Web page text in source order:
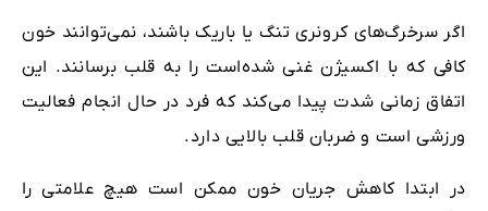
اگر سرخرگ‌های کرونری تنگ یا باریک باشند، نمی‌توانند خون
کافی که با اکسیژن غنی ‌شده‌است را به قلب برسانند. این
اتفاق زمانی شدت پیدا می‌کند که فرد در حال انجام فعالیت
ورزشی است و ضربان قلب بالایی دارد.
در ابتدا کاهش جریان خون ممکن است هیچ علامتی را